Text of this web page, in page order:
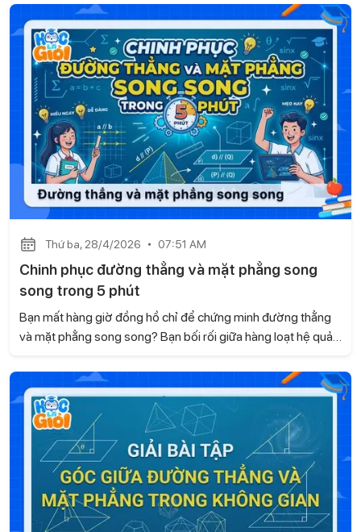
kiến thức sách Kết nối tri thức và cuộc sống, Gia sư Học là
Giỏi mang đến cho bạn một cách tiếp cận mới mẻ, giúp bạn
hiểu rõ bản chất của hai mặt phẳng song song thay, từ đó
học nhanh hơn và vận dụng chính xác hơn trong từng dạng
bài.
Thứ ba, 28/4/2026 07:51 AM
Chinh phục đường thẳng và mặt phẳng song
song trong 5 phút
Bạn mất hàng giờ đồng hồ chỉ để chứng minh đường thẳng
và mặt phẳng song song? Bạn bối rối giữa hàng loạt hệ quả
Giỏi sẽ cùng bạn tối ưu hóa kiến thức, mẹo nhận diện và
hướng dẫn chi tiết cách xử lý bài tập liên quan.